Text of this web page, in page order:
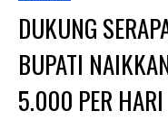
DUKUNG
BUPATI
5.000 PER HARI